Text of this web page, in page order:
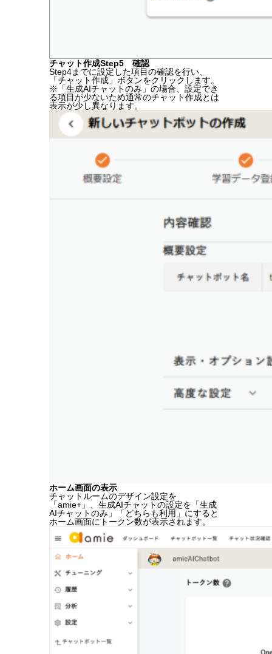
チャット作成Step5 確認
Step4までに設定した項目の確認を行い、
「チャット作成」ボタンをクリックします。
※「生成AIチャットのみ」の場合、設定でき
る項目が少ないため通常のチャット作成とは
表示が少し異なります。
ホーム画面の表示
チャットルームのデザイン設定を
「amie+」、生成AIチャットの設定を「生成
AIチャットのみ」「どちらも利用」にすると
ホーム画面にトークン数が表示されます。